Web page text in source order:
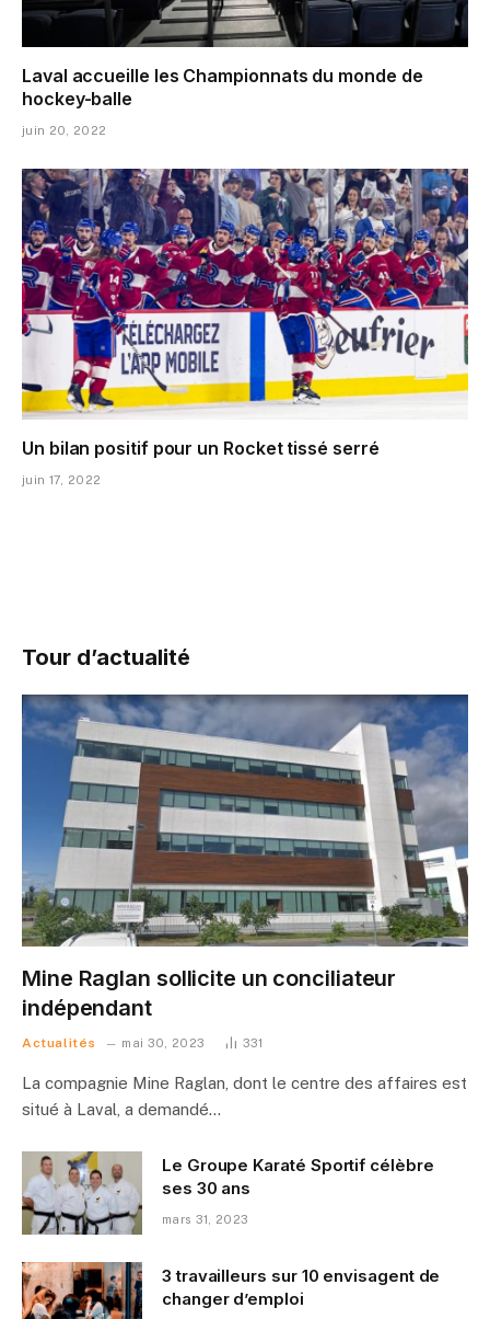
Laval accueille les Championnats du monde de
hockey-balle
juin 20, 2022
Un bilan positif pour un Rocket tissé serré
juin 17, 2022
Tour d’actualité
Mine Raglan sollicite un conciliateur
indépendant
Actualités mai 30, 2023 331
La compagnie Mine Raglan, dont le centre des affaires est
situé à Laval, a demandé…
Le Groupe Karaté Sportif célèbre
ses 30 ans
mars 31, 2023
3 travailleurs sur 10 envisagent de
changer d’emploi